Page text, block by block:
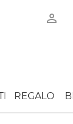
REGALO